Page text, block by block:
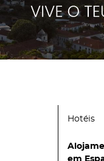
Hotéis
em